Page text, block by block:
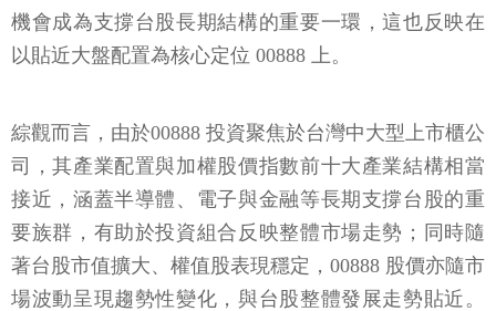
機會成為支撐台股長期結構的重要一環，這也反映在
以貼近大盤配置為核心定位 00888 上。
綜觀而言，由於00888 投資聚焦於台灣中大型上市櫃公
司，其產業配置與加權股價指數前十大產業結構相當
接近，涵蓋半導體、電子與金融等長期支撐台股的重
要族群，有助於投資組合反映整體市場走勢；同時隨
著台股市值擴大、權值股表現穩定，00888 股價亦隨市
場波動呈現趨勢性變化，與台股整體發展走勢貼近。